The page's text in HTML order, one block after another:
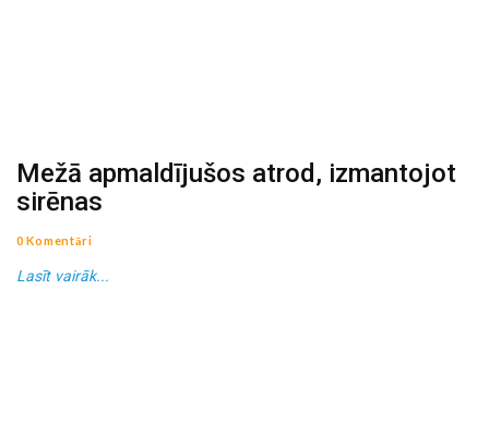
Mežā apmaldījušos atrod, izmantojot
sirēnas
0 Komentāri
Lasīt vairāk...